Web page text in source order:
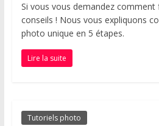
Si vous vous demandez comment
conseils ! Nous vous expliquons
photo unique en 5 étapes.
Lire la suite
Tutoriels photo